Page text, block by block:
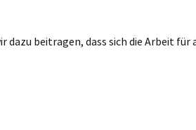
dazu beitragen, dass sich die Arbeit